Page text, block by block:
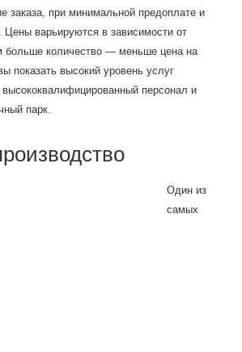
заказа, при минимальной предоплате и
варьируются в зависимости от
больше количество — меньше цена на
показать высокий уровень услуг
высококвалифицированный персонал и
парк.
Один из
самых